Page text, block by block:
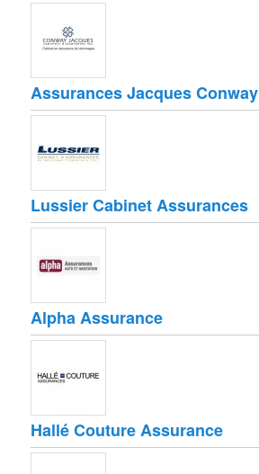
Assurances Jacques Conway
Lussier Cabinet Assurances
Alpha Assurance
Hallé Couture Assurance